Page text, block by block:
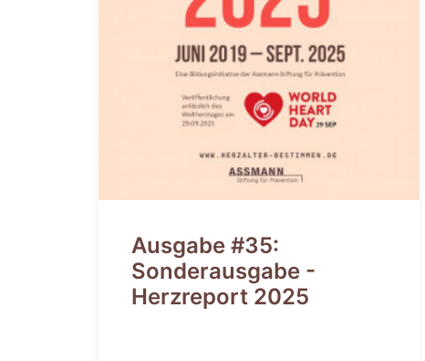
Ausgabe #35:
Sonderausgabe -
Herzreport 2025